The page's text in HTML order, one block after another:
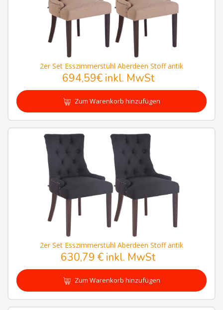
2er Set Esszimmerstuhl Aberdeen Stoff antik
694,59€inkl. MwSt
Zum Warenkorb hinzufügen
2er Set Esszimmerstuhl Aberdeen Stoff antik
630,79 € inkl. MwSt
Zum Warenkorb hinzufügen